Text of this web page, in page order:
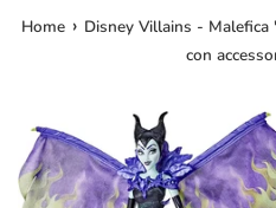
Home › Disney Villains -
con